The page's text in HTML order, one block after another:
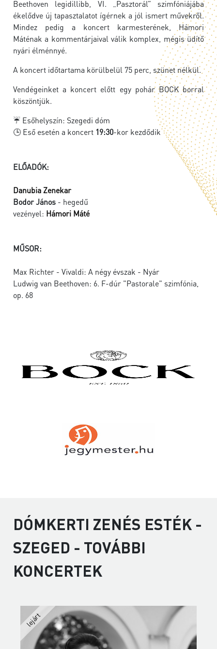
Beethoven legidillibb, VI. „Pasztorál” szimfóniájába
ékelődve új tapasztalatot ígérnek a jól ismert művekről.
Mindez pedig a koncert karmesterének, Hámori
Máténak a kommentárjaival válik komplex, mégis üdítő
nyári élménnyé.
A koncert időtartama körülbelül 75 perc, szünet nélkül.
Vendégeinket a koncert előtt egy pohár BOCK borral
köszöntjük.
☔ Esőhelyszín: Szegedi dóm
🕒 Eső esetén a koncert 19:30-kor kezdődik
ELŐADÓK:
Danubia Zenekar
Bodor János - hegedű
vezényel: Hámori Máté
MŰSOR:
Max Richter - Vivaldi: A négy évszak - Nyár
Ludwig van Beethoven: 6. F-dúr "Pastorale" szimfónia,
op. 68
DÓMKERTI ZENÉS ESTÉK -
SZEGED - TOVÁBBI
KONCERTEK